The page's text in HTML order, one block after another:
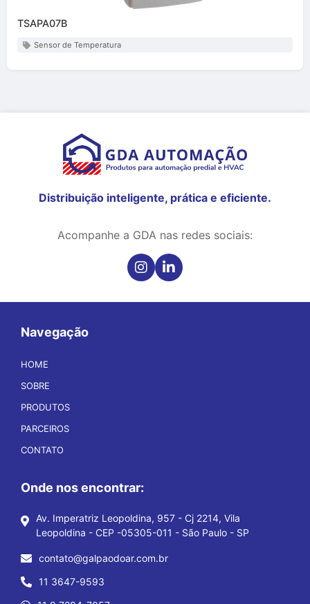
TSAPA07B
Sensor de Temperatura
Distribuição inteligente, prática e eficiente.
Acompanhe a GDA nas redes sociais:
Navegação
HOME
SOBRE
PRODUTOS
PARCEIROS
CONTATO
Onde nos encontrar:
Av. Imperatriz Leopoldina, 957 - Cj 2214, Vila
Leopoldina - CEP -05305-011 - São Paulo - SP
contato@galpaodoar.com.br
11 3647-9593